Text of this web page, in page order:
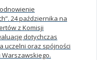
24 października na
z Komisji
dotychczas
uczelni oraz spójności